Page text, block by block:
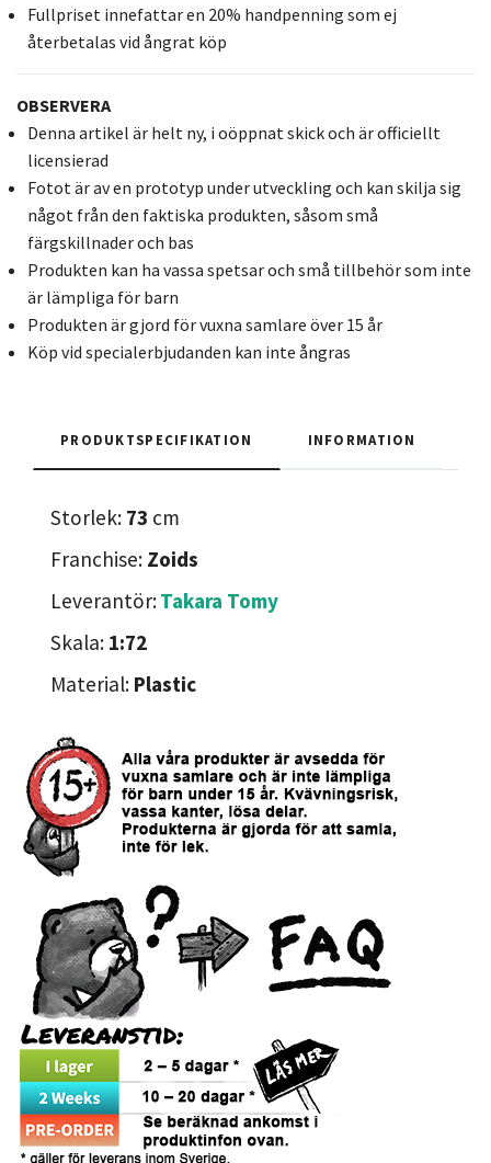
Fullpriset innefattar en 20% handpenning som ej
återbetalas vid ångrat köp
OBSERVERA
Denna artikel är helt ny, i oöppnat skick och är officiellt
licensierad
Fotot är av en prototyp under utveckling och kan skilja sig
något från den faktiska produkten, såsom små
färgskillnader och bas
Produkten kan ha vassa spetsar och små tillbehör som inte
är lämpliga för barn
Produkten är gjord för vuxna samlare över 15 år
Köp vid specialerbjudanden kan inte ångras
PRODUKTSPECIFIKATION INFORMATION
Storlek: 73 cm
Franchise: Zoids
Leverantör:Takara Tomy
Skala: 1:72
Material: Plastic